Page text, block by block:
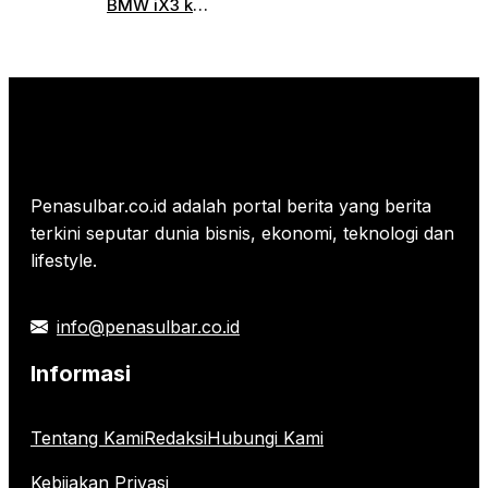
DANA
BMW iX3 ke
Penasulbar.co.id adalah portal berita yang berita
terkini seputar dunia bisnis, ekonomi, teknologi dan
lifestyle.
info@penasulbar.co.id
Informasi
Tentang KamiRedaksiHubungi Kami
Kebijakan Privasi